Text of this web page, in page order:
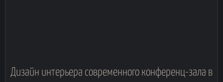
Дизайн интерьера современного конференц-зала в